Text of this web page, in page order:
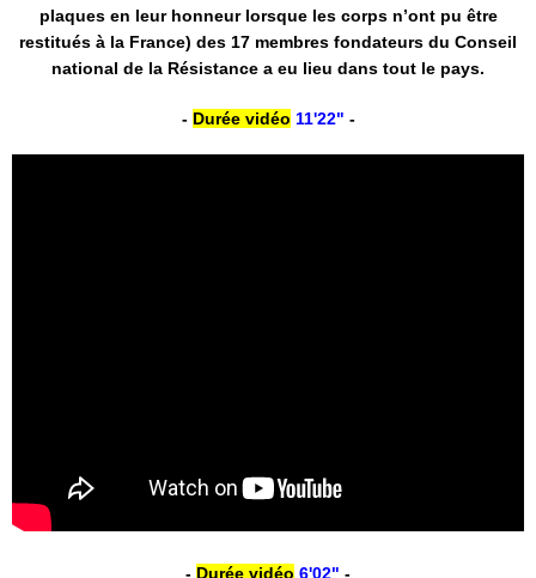
plaques en leur honneur lorsque les corps n’ont pu être
restitués à la France) des 17 membres fondateurs du Conseil
national de la Résistance a eu lieu dans tout le pays.
- Durée vidéo 11'22" -
- Durée vidéo 6'02" -